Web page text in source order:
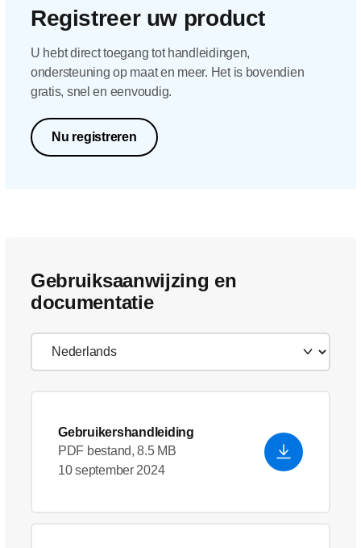
Registreer uw product
U hebt direct toegang tot handleidingen,
ondersteuning op maat en meer. Het is bovendien
gratis, snel en eenvoudig.
Nu registreren
Gebruiksaanwijzing en
documentatie
Gebruikershandleiding
PDF bestand, 8.5 MB
10 september 2024